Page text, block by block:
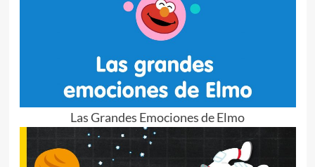
Las Grandes Emociones de Elmo